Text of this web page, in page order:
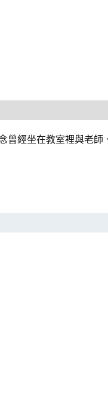
經坐在教室裡與老師